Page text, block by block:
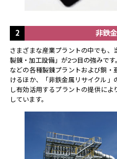
2 非鉄
さまざまな産業プラントの中でも
製錬・加工設備」が2つ目の強みで
などの各種製錬プラントおよび銅
けるほか、「非鉄金属リサイクル
し有効活用するプラントの提供に
しています。